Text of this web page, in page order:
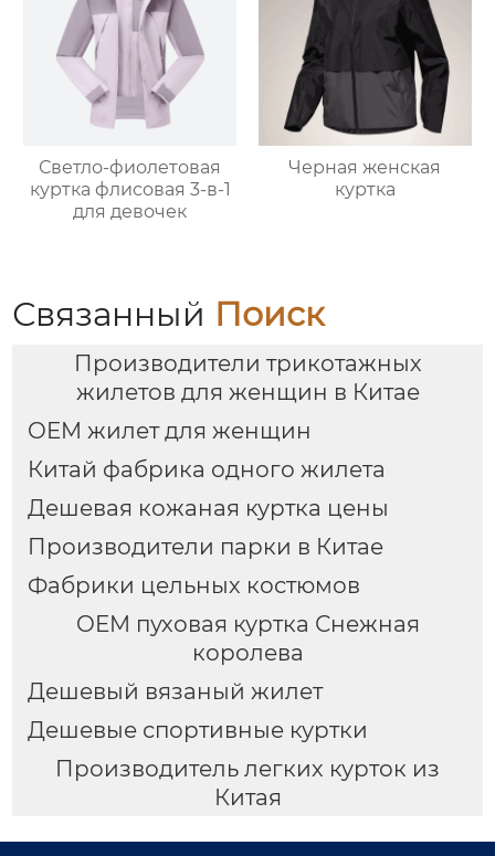
Светло-фиолетовая
куртка флисовая 3-в-1
для девочек
Черная женская
куртка
Связанный Поиск
Производители трикотажных
жилетов для женщин в Китае
OEM жилет для женщин
Китай фабрика одного жилета
Дешевая кожаная куртка цены
Производители парки в Китае
Фабрики цельных костюмов
OEM пуховая куртка Снежная
королева
Дешевый вязаный жилет
Дешевые спортивные куртки
Производитель легких курток из
Китая